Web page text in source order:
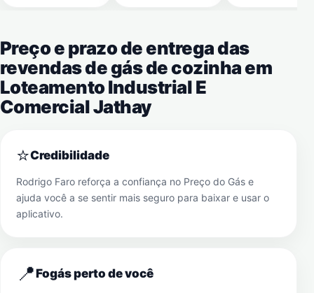
Preço e prazo de entrega das
revendas de gás de cozinha em
Loteamento Industrial E
Comercial Jathay
⭐Credibilidade
Rodrigo Faro reforça a confiança no Preço do Gás e
ajuda você a se sentir mais seguro para baixar e usar o
aplicativo.
📍Fogás perto de você